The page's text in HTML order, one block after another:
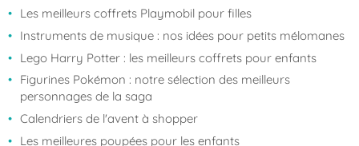
Les meilleurs coffrets Playmobil pour filles
Instruments de musique : nos idées pour petits mélomanes
Lego Harry Potter : les meilleurs coffrets pour enfants
Figurines Pokémon : notre sélection des meilleurs
personnages de la saga
Calendriers de l'avent à shopper
Les meilleures poupées pour les enfants